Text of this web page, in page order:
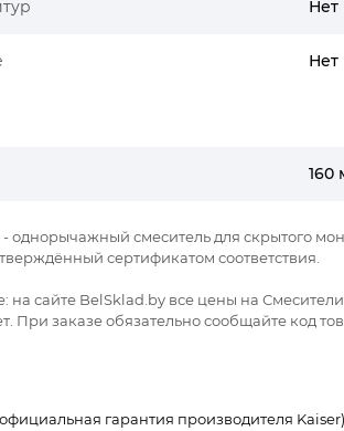
Нет
Нет
160
- однорычажный смеситель для скрытого
сертификатом соответствия.
на сайте BelSklad.by все цены на
При заказе обязательно сообщайте код
гарантия производителя Kaiser).